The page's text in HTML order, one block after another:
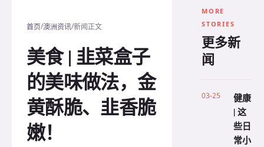
首页/澳洲资讯/新闻正文
美食 | 韭菜盒子
的美味做法，金
黄酥脆、韭香脆
嫩！
MORE
STORIES
更多新
闻
03-25
健康
| 这
些日
常小